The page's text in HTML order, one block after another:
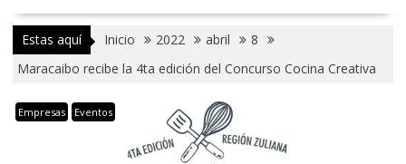
Estas aquí Inicio 2022 abril
8
Maracaibo recibe la 4ta edición del Concurso Cocina Creativa
Empresas Eventos